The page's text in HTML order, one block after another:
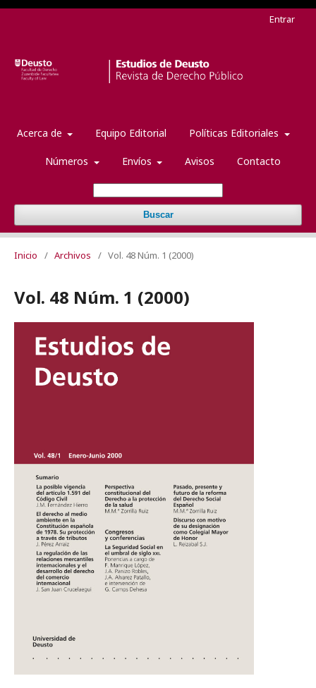
Acerca de Equipo Editorial Políticas Editoriales
Números Envíos Avisos Contacto
Buscar
Entrar
Inicio / Archivos / Vol. 48 Núm. 1 (2000)
Vol. 48 Núm. 1 (2000)